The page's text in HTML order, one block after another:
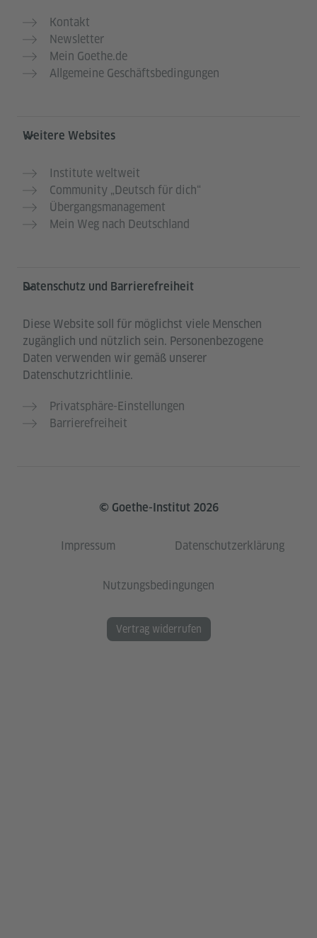
Kontakt
Newsletter
Mein Goethe.de
Allgemeine Geschäftsbedingungen
Weitere Websites
Institute weltweit
Community „Deutsch für dich“
Übergangsmanagement
Mein Weg nach Deutschland
Datenschutz und Barrierefreiheit
Diese Website soll für möglichst viele Menschen
zugänglich und nützlich sein. Personenbezogene
Daten verwenden wir gemäß unserer
Datenschutzrichtlinie.
Privatsphäre-Einstellungen
Barrierefreiheit
© Goethe-Institut 2026
Impressum Datenschutzerklärung
Nutzungsbedingungen
Vertrag widerrufen